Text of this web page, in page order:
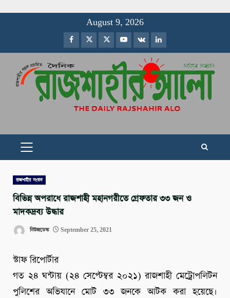
August 9, 2026
Facebook
TwitterInstagram
Youtube
VK LinkedIn
PRIMARY
রাজশাহীর সংবাদ
বিভিন্ন অপরাধে রাজশাহী মহানগরীতে গ্রেফতার ৩৩ জন ও
মাদকদ্রব্য উদ্ধার
নিউজডেস্ক September 25, 2021
স্টাফ রিপোর্টার
গত ২৪ ঘন্টায় (২৪ সেপ্টেম্বর ২০২১) রাজশাহী মেট্রোপলিটন
পুলিশের অভিযানে মোট ৩৩ জনকে আটক করা হয়েছে।